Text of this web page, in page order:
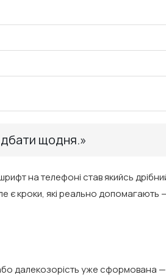
щодня.»
на телефоні став якийсь
є кроки, які реально допомагають
далекозорість уже сформована —